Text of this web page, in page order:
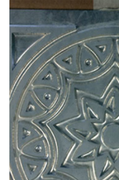
TEXTIEL
WORKSHOPS
SPECIALS
TOOLS
Blog